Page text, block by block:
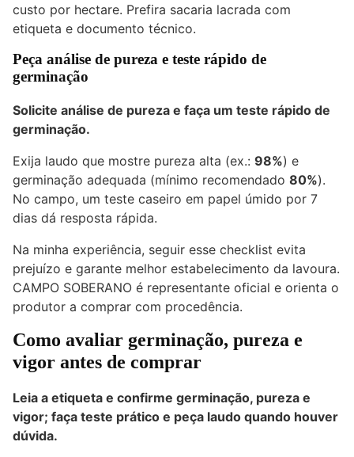
custo por hectare. Prefira sacaria lacrada com
etiqueta e documento técnico.
Peça análise de pureza e teste rápido de
germinação
Solicite análise de pureza e faça um teste rápido de
germinação.
Exija laudo que mostre pureza alta (ex.: 98%) e
germinação adequada (mínimo recomendado 80%).
No campo, um teste caseiro em papel úmido por 7
dias dá resposta rápida.
Na minha experiência, seguir esse checklist evita
prejuízo e garante melhor estabelecimento da lavoura.
CAMPO SOBERANO é representante oficial e orienta o
produtor a comprar com procedência.
Como avaliar germinação, pureza e
vigor antes de comprar
Leia a etiqueta e confirme germinação, pureza e
vigor; faça teste prático e peça laudo quando houver
dúvida.